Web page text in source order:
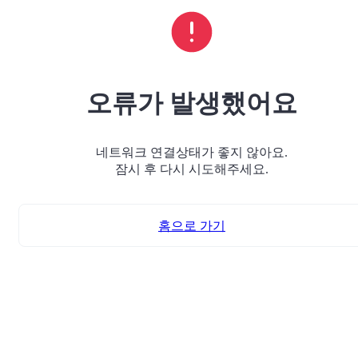
오류가 발생했어요
네트워크 연결상태가 좋지 않아요.
잠시 후 다시 시도해주세요.
홈으로 가기